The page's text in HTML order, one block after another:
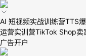
AI 短视频实战训练营TTS
运营实训营TikTok Shop卖
广告开户